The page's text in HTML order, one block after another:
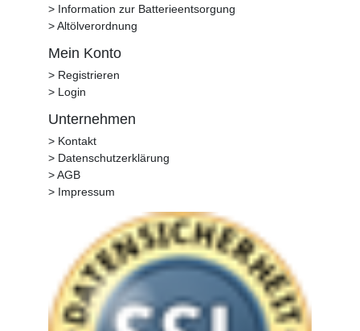
> Information zur Batterieentsorgung
> Altölverordnung
Mein Konto
> Registrieren
> Login
Unternehmen
> Kontakt
> Datenschutzerklärung
> AGB
> Impressum